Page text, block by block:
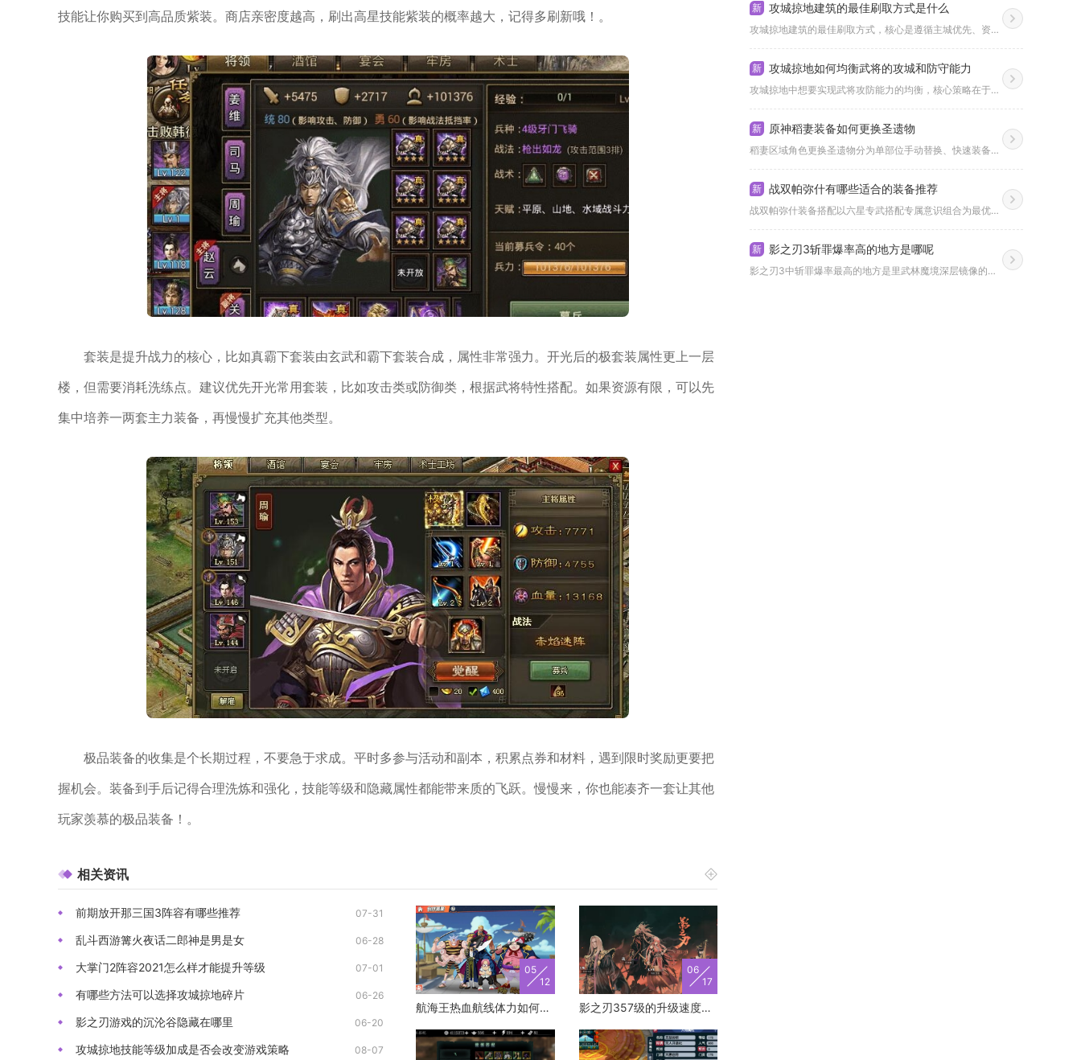
技能让你购买到高品质紫装。商店亲密度越高，刷出高星技能紫装的概率越大，记得多刷新哦！。
套装是提升战力的核心，比如真霸下套装由玄武和霸下套装合成，属性非常强力。开光后的极套装属性更上一层
楼，但需要消耗洗练点。建议优先开光常用套装，比如攻击类或防御类，根据武将特性搭配。如果资源有限，可以先
集中培养一两套主力装备，再慢慢扩充其他类型。
极品装备的收集是个长期过程，不要急于求成。平时多参与活动和副本，积累点券和材料，遇到限时奖励更要把
握机会。装备到手后记得合理洗炼和强化，技能等级和隐藏属性都能带来质的飞跃。慢慢来，你也能凑齐一套让其他
玩家羡慕的极品装备！。
相关资讯
前期放开那三国3阵容有哪些推荐 07-31
乱斗西游篝火夜话二郎神是男是女 06-28
大掌门2阵容2021怎么样才能提升等级 07-01
有哪些方法可以选择攻城掠地碎片 06-26
影之刃游戏的沉沦谷隐藏在哪里 06-20
攻城掠地技能等级加成是否会改变游戏策略 08-07
05
12
航海王热血航线体力如何快速获取
06
17
影之刃357级的升级速度怎样能够更快
新 攻城掠地建筑的最佳刷取方式是什么
攻城掠地建筑的最佳刷取方式，核心是遵循主城优先、资源建筑梯度...
新 攻城掠地如何均衡武将的攻城和防守能力
攻城掠地中想要实现武将攻防能力的均衡，核心策略在于构建“属性...
新 原神稻妻装备如何更换圣遗物
稻妻区域角色更换圣遗物分为单部位手动替换、快速装备一键切换、...
新 战双帕弥什有哪些适合的装备推荐
战双帕弥什装备搭配以六星专武搭配专属意识组合为最优选择，进攻...
新 影之刃3斩罪爆率高的地方是哪呢
影之刃3中斩罪爆率最高的地方是里武林魔境深层镜像的高手与逆天...